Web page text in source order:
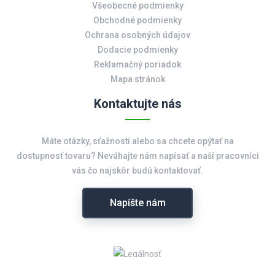
Všeobecné podmienky
Obchodné podmienky
Ochrana osobných údajov
Dodacie podmienky
Reklamačný poriadok
Mapa stránok
Kontaktujte nás
Máte otázky, sťažnosti alebo sa chcete opýtať na
dostupnosť tovaru? Neváhajte nám napísať a naší pracovníci
vás čo najskôr budú kontaktovať.
Napíšte nám